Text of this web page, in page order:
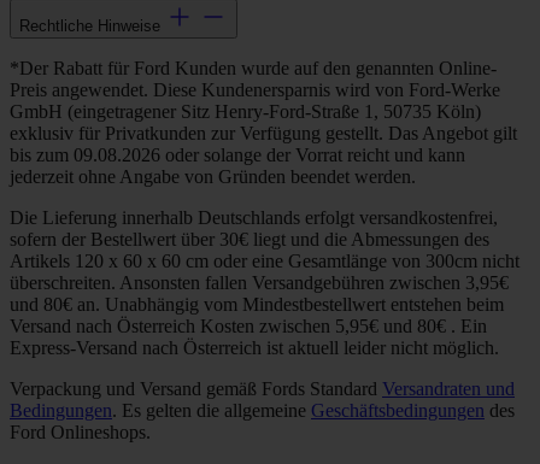
Rechtliche Hinweise
*Der Rabatt für Ford Kunden wurde auf den genannten Online-
Preis angewendet. Diese Kundenersparnis wird von Ford-Werke
GmbH (eingetragener Sitz Henry-Ford-Straße 1, 50735 Köln)
exklusiv für Privatkunden zur Verfügung gestellt. Das Angebot gilt
bis zum 09.08.2026 oder solange der Vorrat reicht und kann
jederzeit ohne Angabe von Gründen beendet werden.
Die Lieferung innerhalb Deutschlands erfolgt versandkostenfrei,
sofern der Bestellwert über 30€ liegt und die Abmessungen des
Artikels 120 x 60 x 60 cm oder eine Gesamtlänge von 300cm nicht
überschreiten. Ansonsten fallen Versandgebühren zwischen 3,95€
und 80€ an. Unabhängig vom Mindestbestellwert entstehen beim
Versand nach Österreich Kosten zwischen 5,95€ und 80€ . Ein
Express-Versand nach Österreich ist aktuell leider nicht möglich.
Verpackung und Versand gemäß Fords Standard Versandraten und
Bedingungen. Es gelten die allgemeine Geschäftsbedingungen des
Ford Onlineshops.